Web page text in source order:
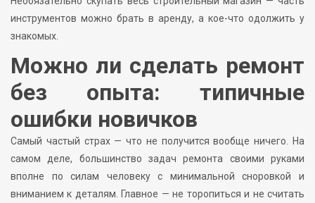
инструментов можно брать в аренду, а кое-что одолжить у
знакомых.
Можно ли сделать ремонт
без опыта: типичные
ошибки новичков
Самый частый страх — что не получится вообще ничего. На
самом деле, большинство задач ремонта своими руками
вполне по силам человеку с минимальной сноровкой и
вниманием к деталям. Главное — не торопиться и не считать